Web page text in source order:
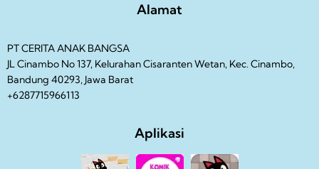
Alamat
PT CERITA ANAK BANGSA
JL Cinambo No 137, Kelurahan Cisaranten Wetan, Kec. Cinambo,
Bandung 40293, Jawa Barat
+6287715966113
Aplikasi